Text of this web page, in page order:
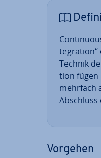
te­gra­ti­on“
Technik
ti­on fügen
mehrfach
Abschluss
Vorgehen